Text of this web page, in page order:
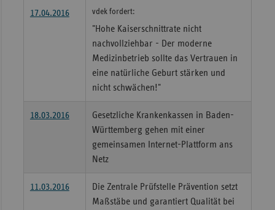
17.04.2016 vdek fordert:
"Hohe Kaiserschnittrate nicht
nachvollziehbar - Der moderne
Medizinbetrieb sollte das Vertrauen in
eine natürliche Geburt stärken und
nicht schwächen!"
18.03.2016
Gesetzliche Krankenkassen in Baden-
Württemberg gehen mit einer
gemeinsamen Internet-Plattform ans
Netz
11.03.2016
Die Zentrale Prüfstelle Prävention setzt
Maßstäbe und garantiert Qualität bei